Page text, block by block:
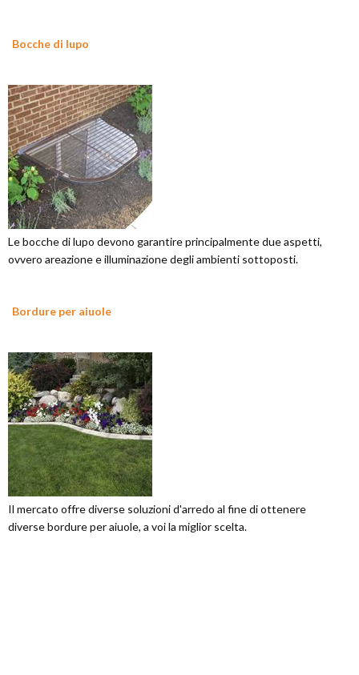
Bocche di lupo
Le bocche di lupo devono garantire principalmente due aspetti,
ovvero areazione e illuminazione degli ambienti sottoposti.
Bordure per aiuole
Il mercato offre diverse soluzioni d'arredo al fine di ottenere
diverse bordure per aiuole, a voi la miglior scelta.